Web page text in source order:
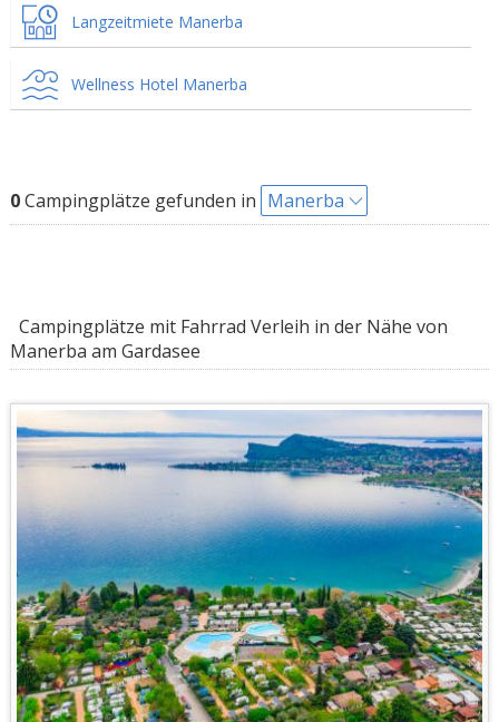
Langzeitmiete Manerba
Wellness Hotel Manerba
0Campingplätze gefunden in Manerba
Campingplätze mit Fahrrad Verleih in der Nähe von
Manerba am Gardasee